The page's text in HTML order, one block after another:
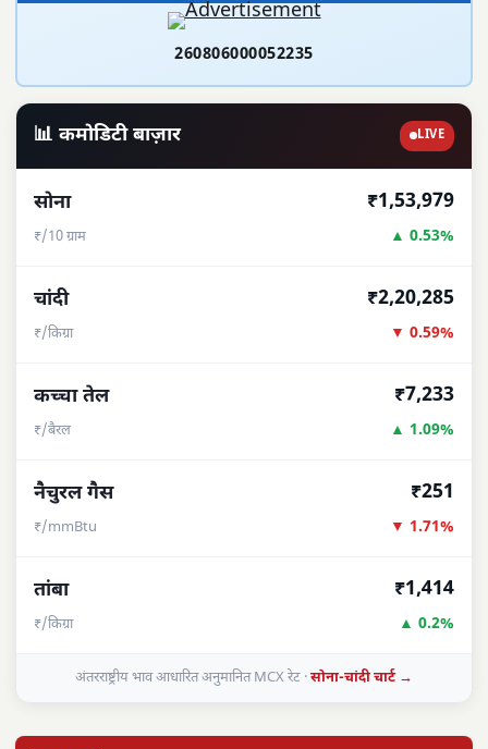
260806000052235
📊 कमोडिटी बाज़ार LIVE
सोना
₹/10 ग्राम
₹1,53,979
▲ 0.53%
चांदी
₹/किग्रा
₹2,20,285
▼ 0.59%
कच्चा तेल
₹/बैरल
₹7,233
▲ 1.09%
नैचुरल गैस
₹/mmBtu
₹251
▼ 1.71%
तांबा
₹/किग्रा
₹1,414
▲ 0.2%
अंतरराष्ट्रीय भाव आधारित अनुमानित MCX रेट ·सोना-चांदी चार्ट →